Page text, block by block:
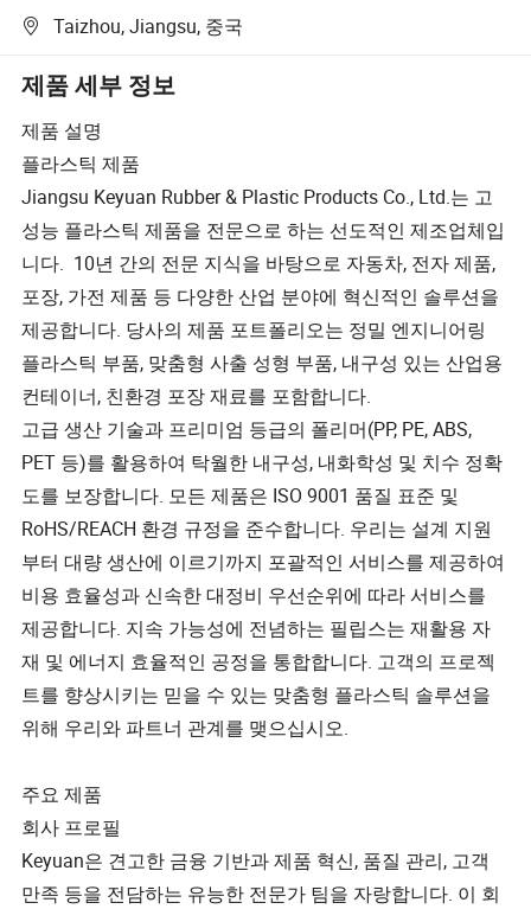
Taizhou, Jiangsu, 중국
제품 세부 정보
제품 설명
플라스틱 제품
Jiangsu Keyuan Rubber & Plastic Products Co., Ltd.는 고
성능 플라스틱 제품을 전문으로 하는 선도적인 제조업체입
니다. 10년 간의 전문 지식을 바탕으로 자동차, 전자 제품,
포장, 가전 제품 등 다양한 산업 분야에 혁신적인 솔루션을
제공합니다. 당사의 제품 포트폴리오는 정밀 엔지니어링
플라스틱 부품, 맞춤형 사출 성형 부품, 내구성 있는 산업용
컨테이너, 친환경 포장 재료를 포함합니다.
고급 생산 기술과 프리미엄 등급의 폴리머(PP, PE, ABS,
PET 등)를 활용하여 탁월한 내구성, 내화학성 및 치수 정확
도를 보장합니다. 모든 제품은 ISO 9001 품질 표준 및
RoHS/REACH 환경 규정을 준수합니다. 우리는 설계 지원
부터 대량 생산에 이르기까지 포괄적인 서비스를 제공하여
비용 효율성과 신속한 대정비 우선순위에 따라 서비스를
제공합니다. 지속 가능성에 전념하는 필립스는 재활용 자
재 및 에너지 효율적인 공정을 통합합니다. 고객의 프로젝
트를 향상시키는 믿을 수 있는 맞춤형 플라스틱 솔루션을
위해 우리와 파트너 관계를 맺으십시오.
주요 제품
회사 프로필
Keyuan은 견고한 금융 기반과 제품 혁신, 품질 관리, 고객
만족 등을 전담하는 유능한 전문가 팀을 자랑합니다. 이 회